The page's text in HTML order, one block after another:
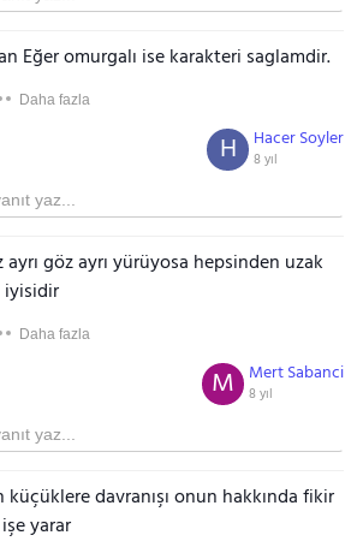
Eğer omurgalı ise karakteri saglamdir.
Daha fazla
Hacer Soyler
8 yıl
H
ayrı göz ayrı yürüyosa hepsinden uzak
iyisidir
Daha fazla
Mert Sabanci
8 yıl
M
küçüklere davranışı onun hakkında fikir
yarar